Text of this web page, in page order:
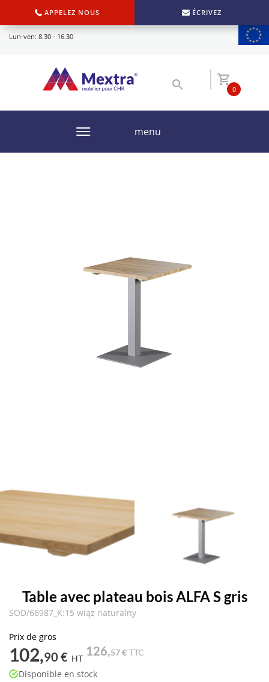
APPELEZ NOUS ÉCRIVEZ
Lun-ven: 8.30 - 16.30
0
menu
Table avec plateau bois ALFA S gris
SOD/66987_K:15 wiąz naturalny
Prix de gros
102,90 € HT
126,57 € TTC
Disponible en stock